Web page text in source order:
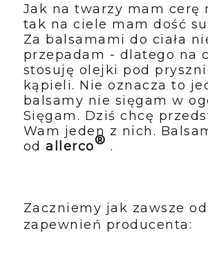
Jak na twarzy mam cerę
tak na ciele mam dość
Za balsamami do ciała
przepadam - dlatego na
stosuję olejki pod
kąpieli. Nie oznacza to
balsamy nie sięgam w
Sięgam. Dziś chcę
Wam jeden z nich.
odallerco® .
Zaczniemy jak zawsze od
zapewnień producenta: